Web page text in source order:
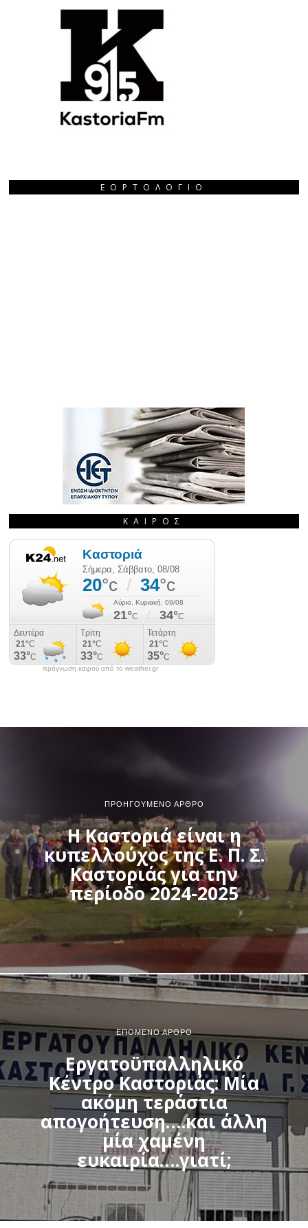
ΕΟΡΤΟΛΌΓΙΟ
ΚΑΙΡΌΣ
πρόγνωση καιρού από το weather.gr
ΠΡΟΗΓΟΎΜΕΝΟ ΆΡΘΡΟ
Η Καστοριά είναι η
κυπελλούχος της Ε. Π. Σ.
Καστοριάς για την
περίοδο 2024-2025
ΕΠΌΜΕΝΟ ΆΡΘΡΟ
Εργατοϋπαλληλικό
Κέντρο Καστοριάς: Μία
ακόμη τεράστια
απογοήτευση….και άλλη
μία χαμένη
ευκαιρία….γιατί;